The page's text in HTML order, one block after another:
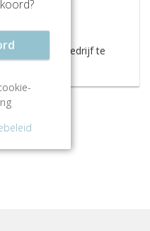
om ons bedrijf te